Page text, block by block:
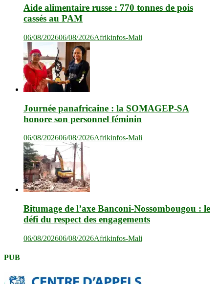
Aide alimentaire russe : 770 tonnes de pois
cassés au PAM
06/08/202606/08/2026Afrikinfos-Mali
Journée panafricaine : la SOMAGEP-SA
honore son personnel féminin
06/08/202606/08/2026Afrikinfos-Mali
Bitumage de l’axe Banconi-Nossombougou : le
défi du respect des engagements
06/08/202606/08/2026Afrikinfos-Mali
PUB